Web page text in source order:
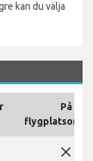
kan du välja
På
close